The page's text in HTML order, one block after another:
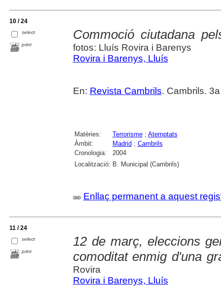
10 / 24
select
print
Commoció ciutadana
fotos: Lluís Rovira i Barenys
Rovira i Barenys, Lluís
En: Revista Cambrils. Cambrils.
Matèries: Terrorisme; Atemptats
Àmbit:
Madrid ; Cambrils
Cronologia:
2004
Localització: B. Municipal (Cambrils)
Enllaç permanent a aquest
11 / 24
select
print
12 de març, eleccions
comoditat enmig d'una
Rovira
Rovira i Barenys, Lluís